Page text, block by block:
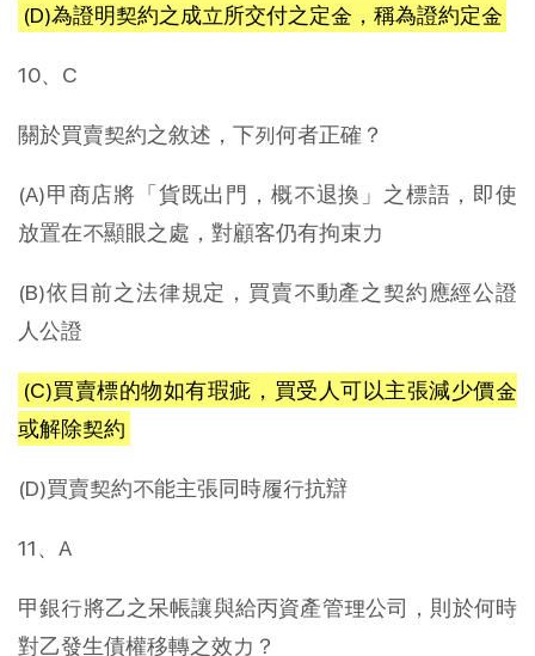
(D)為證明契約之成立所交付之定金，稱為證約定金
10、C
關於買賣契約之敘述，下列何者正確？
(A)甲商店將「貨既出門，概不退換」之標語，即使
放置在不顯眼之處，對顧客仍有拘束力
(B)依目前之法律規定，買賣不動產之契約應經公證
人公證
(C)買賣標的物如有瑕疵，買受人可以主張減少價金
或解除契約
(D)買賣契約不能主張同時履行抗辯
11、A
甲銀行將乙之呆帳讓與給丙資產管理公司，則於何時
對乙發生債權移轉之效力？